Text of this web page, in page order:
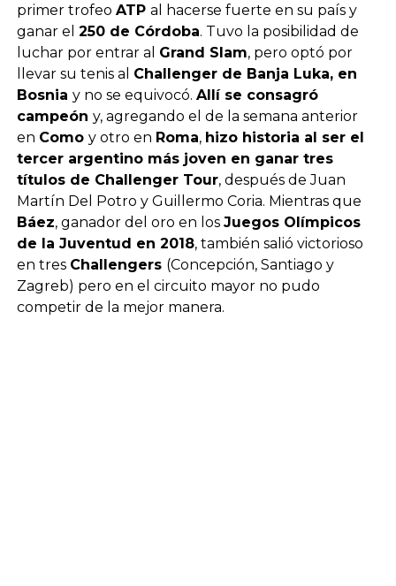
primer trofeo ATP al hacerse fuerte en su país y
ganar el 250 de Córdoba. Tuvo la posibilidad de
luchar por entrar al Grand Slam, pero optó por
llevar su tenis al Challenger de Banja Luka, en
Bosnia y no se equivocó. Allí se consagró
campeón y, agregando el de la semana anterior
en Como y otro en Roma, hizo historia al ser el
tercer argentino más joven en ganar tres
títulos de Challenger Tour, después de Juan
Martín Del Potro y Guillermo Coria. Mientras que
Báez, ganador del oro en los Juegos Olímpicos
de la Juventud en 2018, también salió victorioso
en tres Challengers (Concepción, Santiago y
Zagreb) pero en el circuito mayor no pudo
competir de la mejor manera.